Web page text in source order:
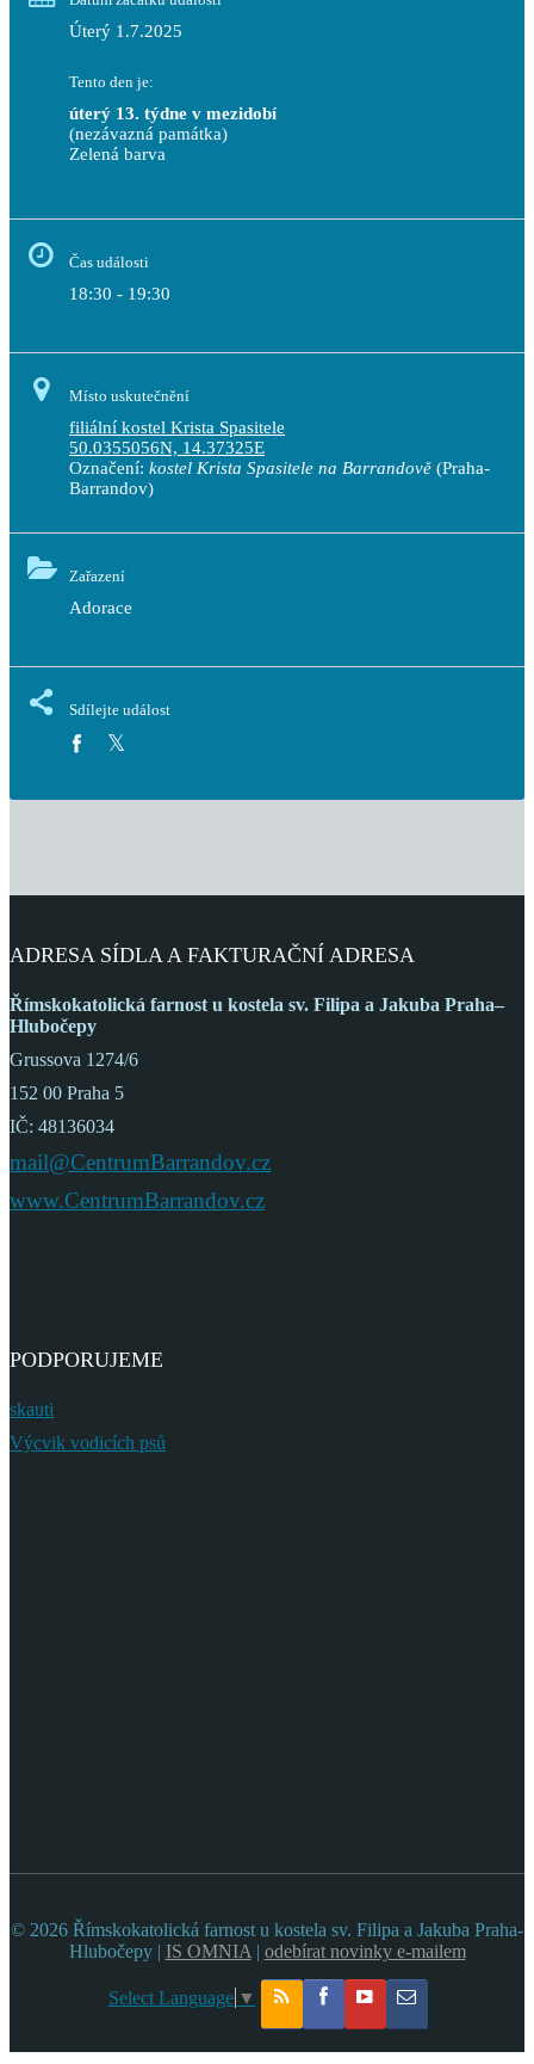
Úterý 1.7.2025
Tento den je:
úterý 13. týdne v mezidobí
(nezávazná památka)
Zelená barva
Čas události
18:30 - 19:30
Místo uskutečnění
filiální kostel Krista Spasitele
50.0355056N, 14.37325E
Označení: kostel Krista Spasitele na Barrandově (Praha-
Barrandov)
Zařazení
Adorace
Sdílejte událost
ADRESA SÍDLA A FAKTURAČNÍ ADRESA
Římskokatolická farnost u kostela sv. Filipa a Jakuba Praha–
Hlubočepy
Grussova 1274/6
152 00 Praha 5
IČ: 48136034
mail@CentrumBarrandov.cz
www.CentrumBarrandov.cz
PODPORUJEME
skauti
Výcvik vodicích psů
© 2026 Římskokatolická farnost u kostela sv. Filipa a Jakuba Praha-
Hlubočepy | IS OMNIA | odebírat novinky e-mailem
Select Language ▼